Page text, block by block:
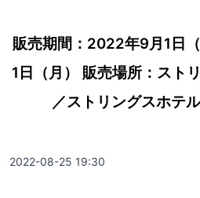
販売期間：2022年9月1日
1日（月） 販売場所：スト
／ストリングスホテ
2022-08-25 19:30